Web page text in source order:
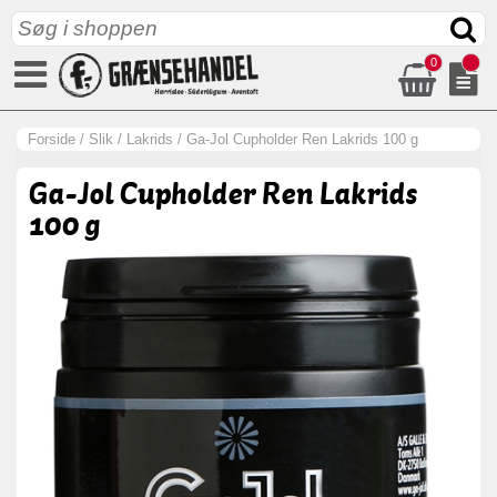
0
Forside / Slik / Lakrids / Ga-Jol Cupholder Ren Lakrids 100 g
Ga-Jol Cupholder Ren Lakrids
100 g